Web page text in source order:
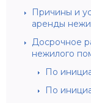
Причины и
аренды
Досрочное
нежилого
По
По